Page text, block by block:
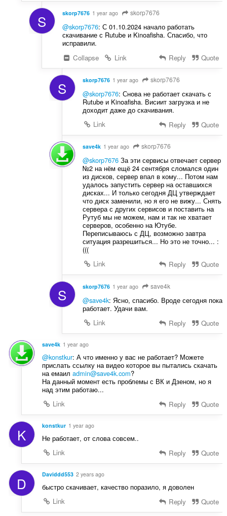
S skorp7676 1 year ago skorp7676
@skorp7676: С 01.10.2024 начало работать
скачивание с Rutube и Kinoafisha. Спасибо, что
исправили.
Collapse
Link Reply Quote
S skorp7676 1 year ago skorp7676
@skorp7676: Снова не работает скачать с
Rutube и Kinoafisha. Висиит загрузка и не
доходит даже до скачивания.
Link
Reply Quote
save4k 1 year ago skorp7676
@skorp7676За эти сервисы отвечает сервер
№2 на нём ещё 24 сентября сломался один
из дисков, сервер впал в кому... Потом нам
удалось запустить сервер на оставшихся
дисках... И только сегодня ДЦ утверждает
что диск заменили, но я его не вижу... Снять
сервера с других сервисов и поставить на
Рутуб мы не можем, нам и так не хватает
серверов, особенно на Ютубе.
Переписываюсь с ДЦ, возможно завтра
ситуация разрешиться... Но это не точно... :
(((
Link
Reply Quote
S skorp7676 1 year ago save4k
@save4k: Ясно, спасибо. Вроде сегодня пока
работает. Удачи вам.
Link
Reply Quote
save4k 1 year ago
@konstkur: А что именно у вас не работает? Можете
прислать ссылку на видео которое вы пытались скачать
на емаил admin@save4k.com?
На данный момент есть проблемы с ВК и Дзеном, но я
над этим работаю...
Link
Reply Quote
K konstkur 1 year ago
Не работает, от слова совсем..
Link
Reply Quote
D Daviddd553 2 years ago
быстро скачивает, качество поразило, я доволен
Link
Reply Quote